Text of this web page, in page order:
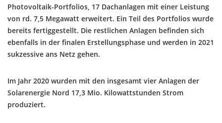
Photovoltaik-Portfolios, 17 Dachanlagen mit einer Leistung
von rd. 7,5 Megawatt erweitert. Ein Teil des Portfolios wurde
bereits fertiggestellt. Die restlichen Anlagen befinden sich
ebenfalls in der finalen Erstellungsphase und werden in 2021
sukzessive ans Netz gehen.
Im Jahr 2020 wurden mit den insgesamt vier Anlagen der
Solarenergie Nord 17,3 Mio. Kilowattstunden Strom
produziert.